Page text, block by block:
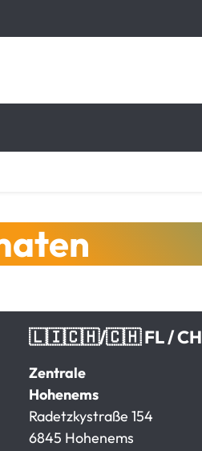
🇱🇮🇨🇭/🇨🇭 FL / CH
Zentrale
Hohenems
Radetzkystraße 154
6845 Hohenems